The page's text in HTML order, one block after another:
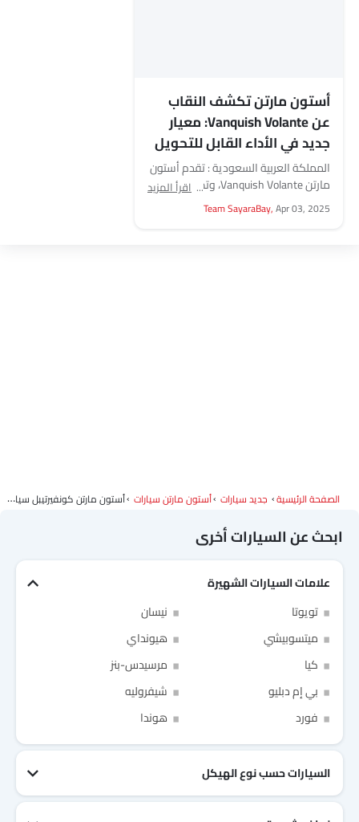
أستون مارتن تكشف النقاب
عن Vanquish Volante: معيار
جديد في الأداء القابل للتحويل
المملكة العربية السعودية : تقدم أستون
مارتن Vanquish Volante، وتضع معايير
جديدة للسيارات المكشوفة الفاخرة بأداء
وتصميم لا مثيل لهما....
اقرأ المزيد
Team SayaraBay,Apr 03, 2025
الصفحة الرئيسية جديد سيارات أستون مارتن سيارات أستون مارتن كونفيرتيبل سيارات
ابحث عن السيارات أخرى
علامات السيارات الشهيرة
تويوتا
نيسان
ميتسوبيشي
هيونداي
كيا
مرسيدس-بنز
بي إم دبليو
شيفروليه
فورد
هوندا
السيارات حسب نوع الهيكل
I have read and agree to theشروط الاستخدامand سياسة
Link Your Google Account
Link Your Facebook Account